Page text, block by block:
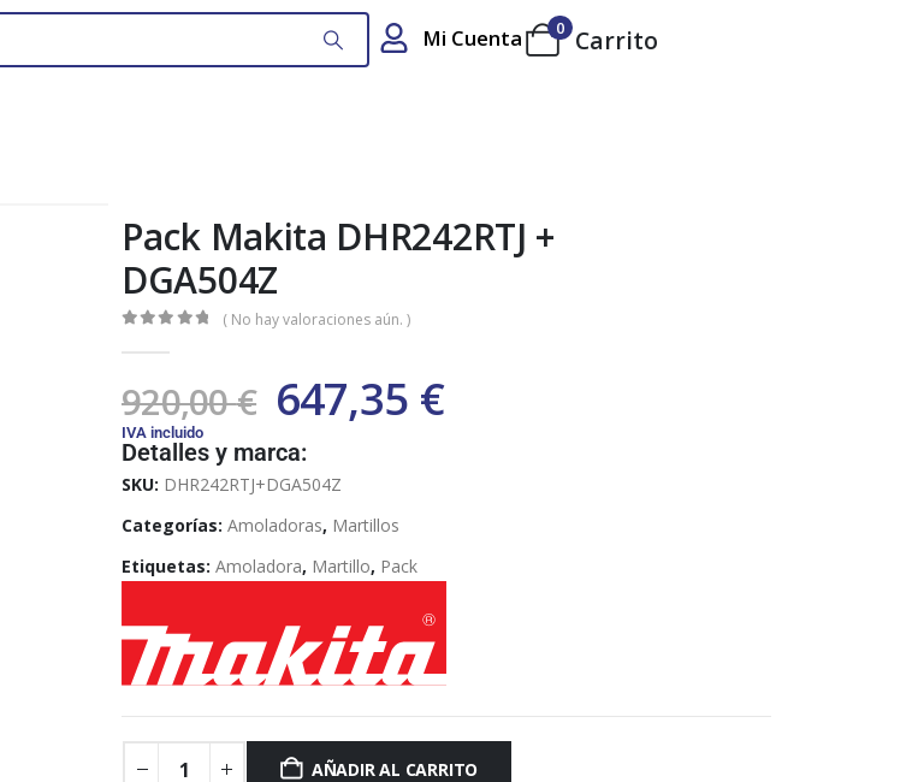
Mi Cuenta 0 Carrito
Pack Makita DHR242RTJ +
DGA504Z
( No hay valoraciones aún. )
920,00€ 647,35 €
IVA incluido
Detalles y marca:
SKU: DHR242RTJ+DGA504Z
Categorías: Amoladoras, Martillos
Etiquetas: Amoladora, Martillo, Pack
AÑADIR AL CARRITO